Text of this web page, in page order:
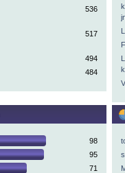
536
517
494
484
98
95
71